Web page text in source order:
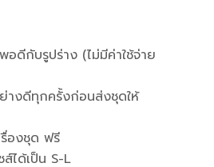
อดีกับรูปร่าง (ไม่มีค่าใช้จ่าย
างดีทุกครั้งก่อนส่งชุดให้
รื่องชุด ฟรี
ได้เป็น S-L